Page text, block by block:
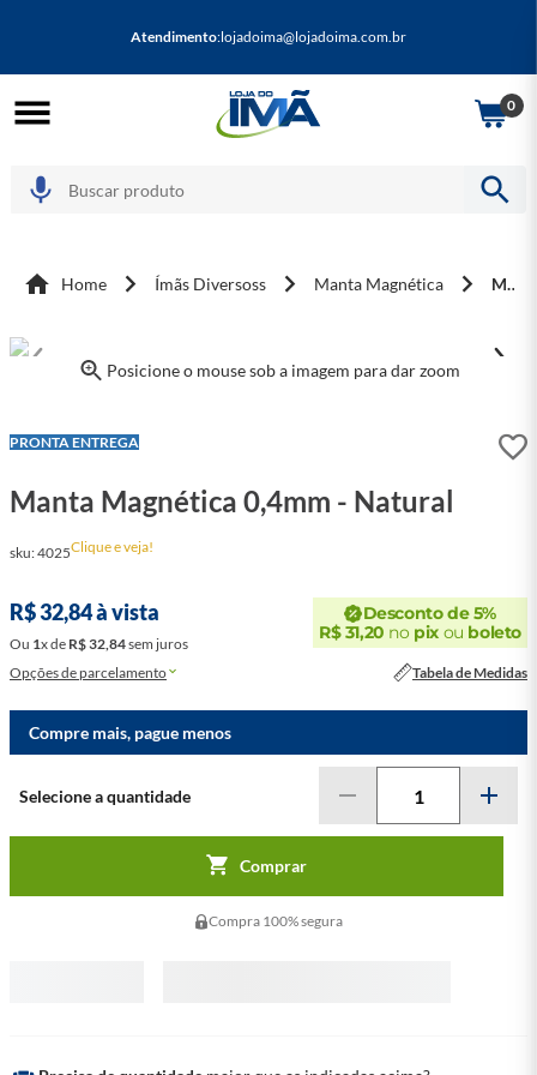
Atendimento:lojadoima@lojadoima.com.br
0
Home Ímãs Diversoss Manta Magnética Manta Magnética 0,4mm - Natural
Posicione o mouse sob a imagem para dar zoom
PRONTA ENTREGA
Manta Magnética 0,4mm - Natural
sku:4025Clique e veja!
R$32,84à vista
Ou 1xde R$32,84sem juros
Desconto de 5%
R$ 31,20 no pixou boleto
Opções de parcelamento Tabela de Medidas
Compre mais, pague menos
Comprar
Compra 100% segura